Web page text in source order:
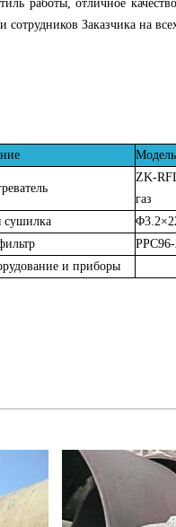
работы, отличное
Заказчика на
Модель
ZK-
газ
сушилка
и приборы